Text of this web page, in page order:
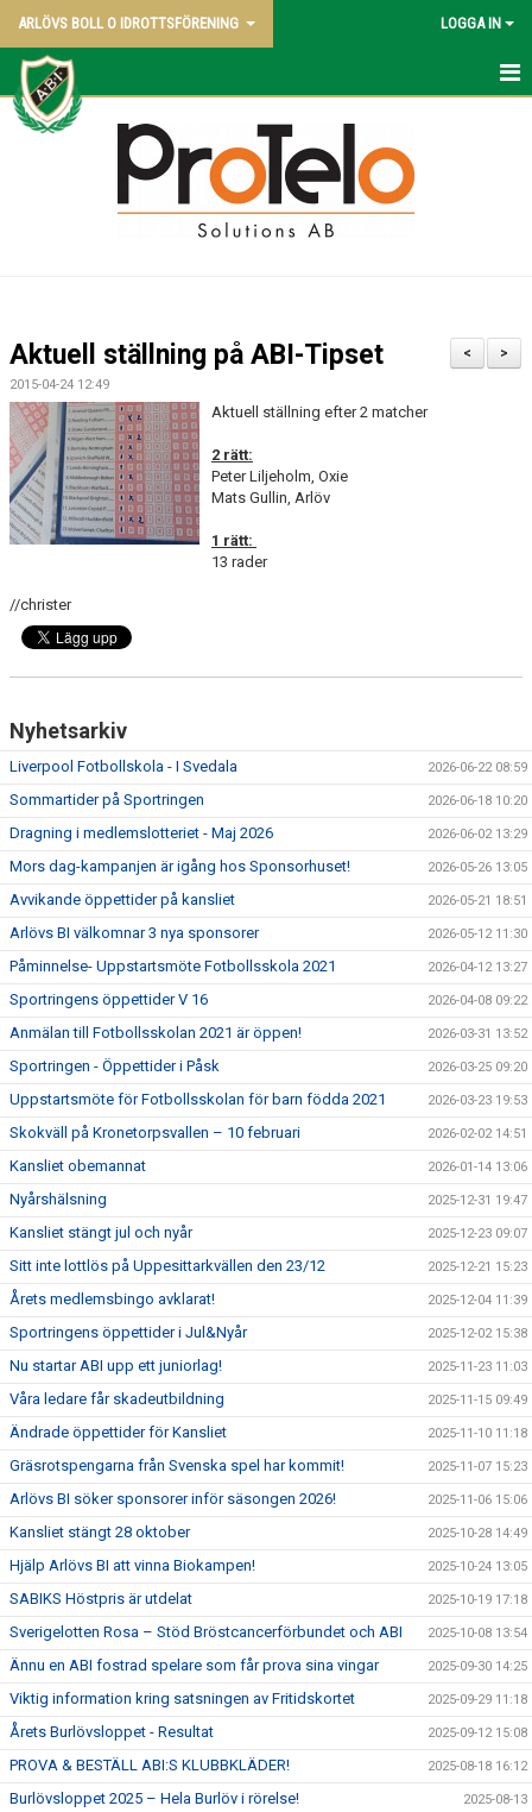
ARLÖVS BOLL O IDROTTSFÖRENING LOGGA IN
NYHETER
POLICY
KONTAKT SAMT KANSLI UPPGIFTER
STYRELSEN - 2026
SABIK
GDPR
VÅRA KLUBBKLÄDER
HITTA HIT
>
<
Aktuell ställning på ABI-Tipset
2015-04-24 12:49
Aktuell ställning efter 2 matcher
2 rätt:
Peter Liljeholm, Oxie
Mats Gullin, Arlöv
1 rätt:
13 rader
//christer
Nyhetsarkiv
Liverpool Fotbollskola - I Svedala 2026-06-22 08:59
Sommartider på Sportringen 2026-06-18 10:20
Dragning i medlemslotteriet - Maj 2026 2026-06-02 13:29
Mors dag-kampanjen är igång hos Sponsorhuset! 2026-05-26 13:05
Avvikande öppettider på kansliet 2026-05-21 18:51
Arlövs BI välkomnar 3 nya sponsorer 2026-05-12 11:30
Påminnelse- Uppstartsmöte Fotbollsskola 2021 2026-04-12 13:27
Sportringens öppettider V 16 2026-04-08 09:22
Anmälan till Fotbollsskolan 2021 är öppen! 2026-03-31 13:52
Sportringen - Öppettider i Påsk 2026-03-25 09:20
Uppstartsmöte för Fotbollsskolan för barn födda 2021 2026-03-23 19:53
Skokväll på Kronetorpsvallen – 10 februari 2026-02-02 14:51
Kansliet obemannat 2026-01-14 13:06
Nyårshälsning 2025-12-31 19:47
Kansliet stängt jul och nyår 2025-12-23 09:07
Sitt inte lottlös på Uppesittarkvällen den 23/12 2025-12-21 15:23
Årets medlemsbingo avklarat! 2025-12-04 11:39
Sportringens öppettider i Jul&Nyår 2025-12-02 15:38
Nu startar ABI upp ett juniorlag! 2025-11-23 11:03
Våra ledare får skadeutbildning 2025-11-15 09:49
Ändrade öppettider för Kansliet 2025-11-10 11:18
Gräsrotspengarna från Svenska spel har kommit! 2025-11-07 15:23
Arlövs BI söker sponsorer inför säsongen 2026! 2025-11-06 15:06
Kansliet stängt 28 oktober 2025-10-28 14:49
Hjälp Arlövs BI att vinna Biokampen! 2025-10-24 13:05
SABIKS Höstpris är utdelat 2025-10-19 17:18
Sverigelotten Rosa – Stöd Bröstcancerförbundet och ABI 2025-10-08 13:54
Ännu en ABI fostrad spelare som får prova sina vingar 2025-09-30 14:25
Viktig information kring satsningen av Fritidskortet 2025-09-29 11:18
Årets Burlövsloppet - Resultat 2025-09-12 15:08
PROVA & BESTÄLL ABI:S KLUBBKLÄDER! 2025-08-18 16:12
Burlövsloppet 2025 – Hela Burlöv i rörelse! 2025-08-13